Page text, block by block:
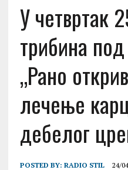
У четвртак
трибинa
„Рано
лечење
дебелог
POSTED BY: RADIO STIL 24/